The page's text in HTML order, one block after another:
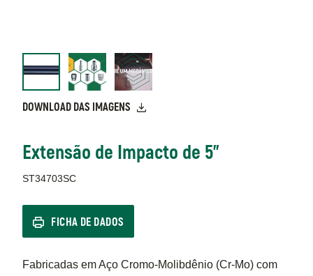
DOWNLOAD DAS IMAGENS
Extensão de Impacto de 5"
ST34703SC
FICHA DE DADOS
Fabricadas em Aço Cromo-Molibdênio (Cr-Mo) com